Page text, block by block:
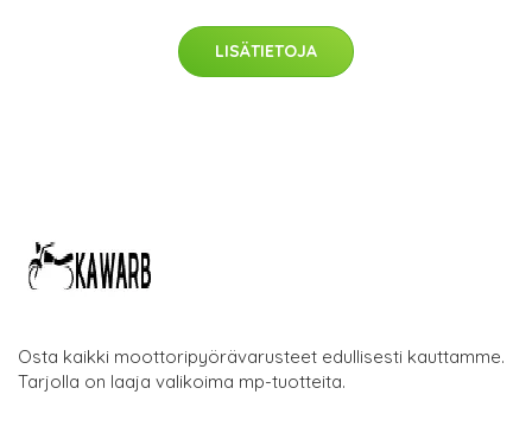
LISÄTIETOJA
Osta kaikki moottoripyörävarusteet edullisesti kauttamme.
Tarjolla on laaja valikoima mp-tuotteita.